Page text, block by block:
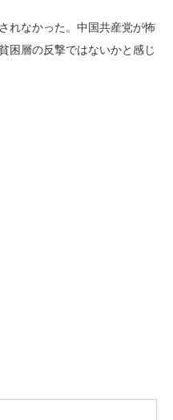
れなかった。中国共産党が怖
困層の反撃ではないかと感じ